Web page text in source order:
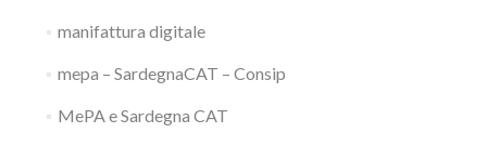
manifattura digitale
mepa – SardegnaCAT – Consip
MePA e Sardegna CAT